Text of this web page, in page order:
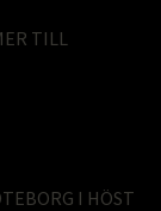
TILL
I HÖST